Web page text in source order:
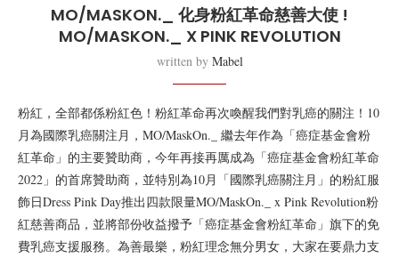
MO/MASKON._ 化身粉紅革命慈善大使 !
MO/MASKON._ X PINK REVOLUTION
written by Mabel
粉紅，全部都係粉紅色！粉紅革命再次喚醒我們對乳癌的關注！10
月為國際乳癌關注月，MO/MaskOn._ 繼去年作為「癌症基金會粉
紅革命」的主要贊助商，今年再接再厲成為「癌症基金會粉紅革命
2022」的首席贊助商，並特別為10月「國際乳癌關注月」的粉紅服
飾日Dress Pink Day推出四款限量MO/MaskOn._ x Pink Revolution粉
紅慈善商品，並將部份收益撥予「癌症基金會粉紅革命」旗下的免
費乳癌支援服務。為善最樂，粉紅理念無分男女，大家在要鼎力支